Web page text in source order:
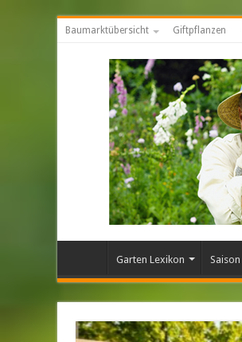
Baumarktübersicht Giftpflanzen
Garten Lexikon Saison